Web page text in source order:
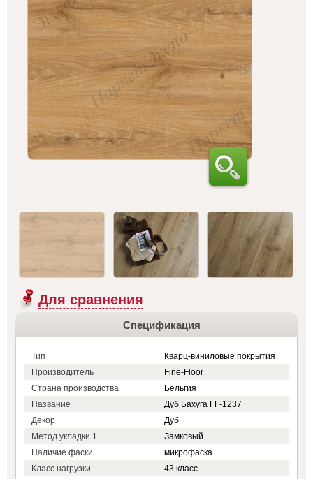
Для сравнения
Спецификация
Тип
Кварц-виниловые покрытия
Производитель
Fine-Floor
Страна производства
Бельгия
Название
Дуб Бахуга FF-1237
Декор
Дуб
Метод укладки 1
Замковый
Наличие фаски
микрофаска
Класс нагрузки
43 класс